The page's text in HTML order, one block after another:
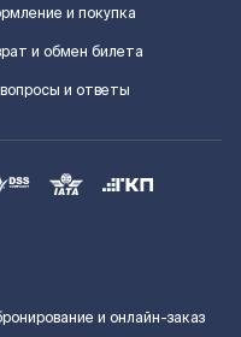
и покупка
и обмен билета
и ответы
и онлайн-заказ